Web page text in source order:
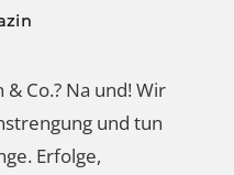
Co.? Na und! Wir
und tun
Erfolge,